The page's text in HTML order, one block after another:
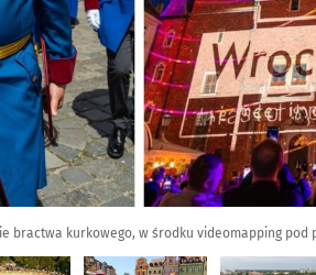
bractwa kurkowego, w środku videomapping